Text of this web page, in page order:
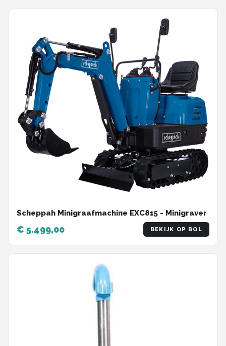
Scheppah Minigraafmachine EXC815 - Minigraver
€ 5.499,00 BEKIJK OP BOL